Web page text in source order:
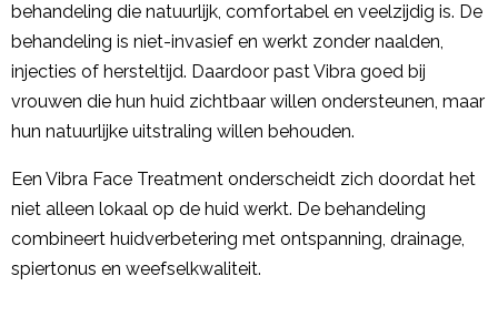
behandeling die natuurlijk, comfortabel en veelzijdig is. De
behandeling is niet-invasief en werkt zonder naalden,
injecties of hersteltijd. Daardoor past Vibra goed bij
vrouwen die hun huid zichtbaar willen ondersteunen, maar
hun natuurlijke uitstraling willen behouden.
Een Vibra Face Treatment onderscheidt zich doordat het
niet alleen lokaal op de huid werkt. De behandeling
combineert huidverbetering met ontspanning, drainage,
spiertonus en weefselkwaliteit.